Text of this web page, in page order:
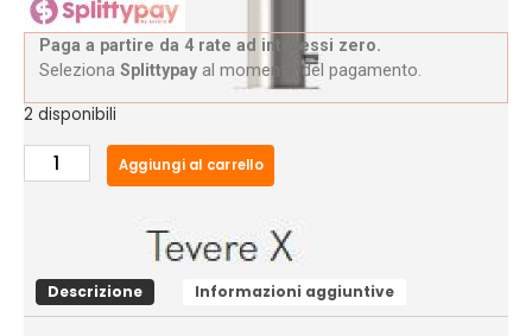
Paga a partire da 4 rate ad interessi zero.
Seleziona Splittypay al momento del pagamento.
2 disponibili
Aggiungi al carrello
Descrizione Informazioni aggiuntive